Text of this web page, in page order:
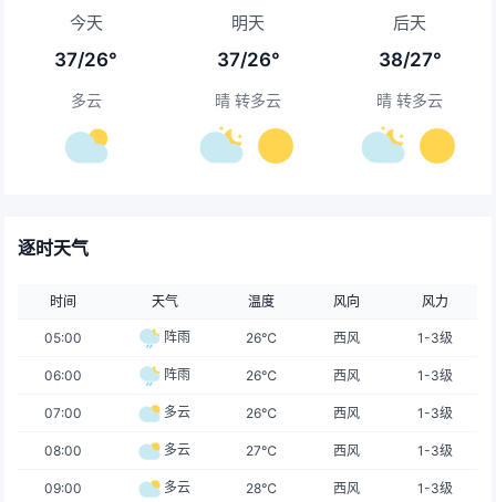
今天
37/26°
多云
明天
37/26°
晴 转多云
后天
38/27°
晴 转多云
逐时天气
时间 天气 温度 风向 风力
05:00 阵雨 26℃ 西风 1-3级
06:00 阵雨 26℃ 西风 1-3级
07:00 多云 26℃ 西风 1-3级
08:00 多云 27℃ 西风 1-3级
09:00 多云 28℃ 西风 1-3级